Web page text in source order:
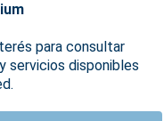
para consultar
servicios disponibles